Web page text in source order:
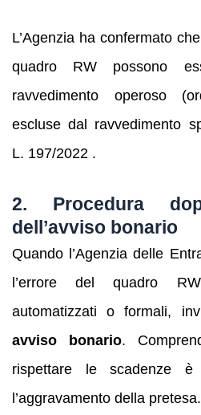
L’Agenzia ha confermato
quadro RW possono
ravvedimento operoso
escluse dal ravvedimento
L. 197/2022 .
2. Procedura
dell’avviso bonario
Quando l’Agenzia delle
l’errore del quadro
automatizzati o formali,
avviso bonario.
rispettare le scadenze
l’aggravamento della pretesa.